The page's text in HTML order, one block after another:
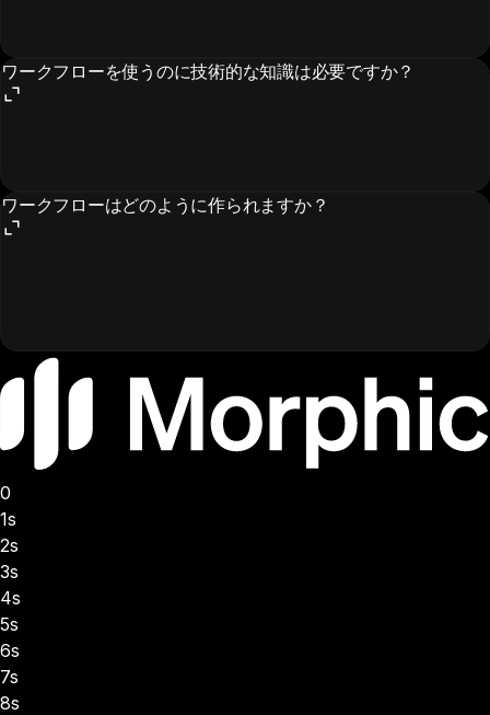
ワークフローを使うのに技術的な知識は必要ですか？
ワークフローはどのように作られますか？
0
1s
2s
3s
4s
5s
6s
7s
8s